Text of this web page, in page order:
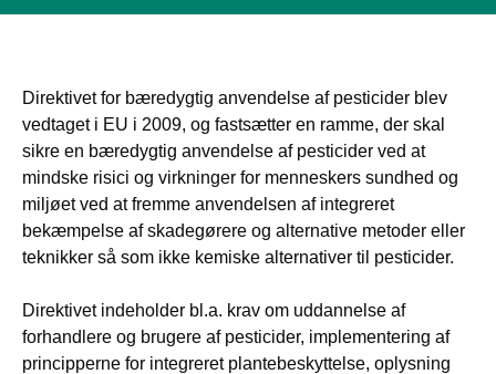
Direktivet for bæredygtig anvendelse af pesticider blev
vedtaget i EU i 2009, og fastsætter en ramme, der skal
sikre en bæredygtig anvendelse af pesticider ved at
mindske risici og virkninger for menneskers sundhed og
miljøet ved at fremme anvendelsen af integreret
bekæmpelse af skadegørere og alternative metoder eller
teknikker så som ikke kemiske alternativer til pesticider.
Direktivet indeholder bl.a. krav om uddannelse af
forhandlere og brugere af pesticider, implementering af
principperne for integreret plantebeskyttelse, oplysning